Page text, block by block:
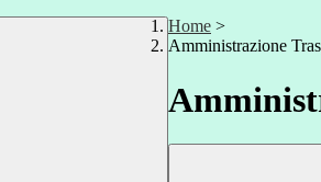
Home >
Amministrazione